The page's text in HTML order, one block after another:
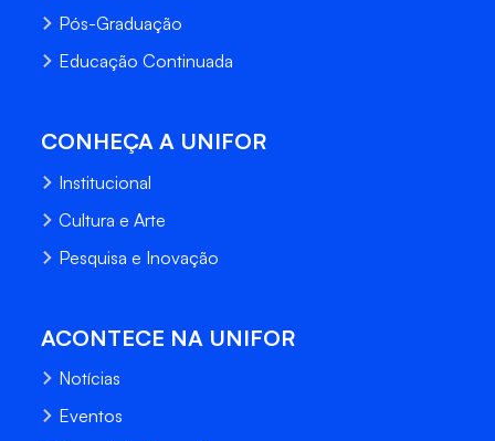
Pós-Graduação
Educação Continuada
CONHEÇA A UNIFOR
Institucional
Cultura e Arte
Pesquisa e Inovação
ACONTECE NA UNIFOR
Notícias
Eventos